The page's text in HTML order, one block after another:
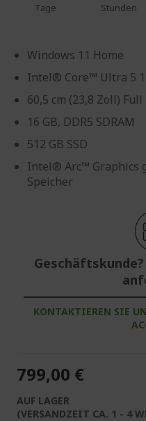
Tage Stunden
Windows 11 Home
Intel® Core™ Ultra 5
60,5 cm (23,8 Zoll)
16 GB, DDR5 SDRAM
512 GB SSD
Intel® Arc™ Graphics
Speicher
KONTAKTIEREN SIE
799,00 €
AUF LAGER
(VERSANDZEIT CA. 1 - 4